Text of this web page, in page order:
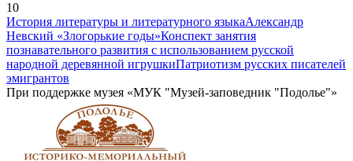
10
История литературы и литературного языкаАлександр
Невский «Злогорькие годы»Конспект занятия
познавательного развития с использованием русской
народной деревянной игрушкиПатриотизм русских писателей
эмигрантов
При поддержке музея «МУК "Музей-заповедник "Подолье"»